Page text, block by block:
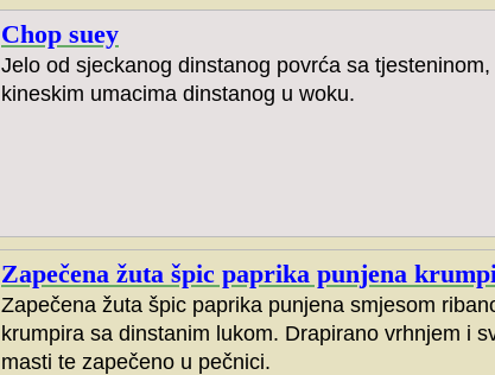
Chop suey
Jelo od sjeckanog dinstanog povrća sa
kineskim umacima dinstanog u woku.
Zapečena žuta špic paprika punjena
Zapečena žuta špic paprika punjena smjesom
krumpira sa dinstanim lukom. Drapirano vrhnjem i
masti te zapečeno u pečnici.